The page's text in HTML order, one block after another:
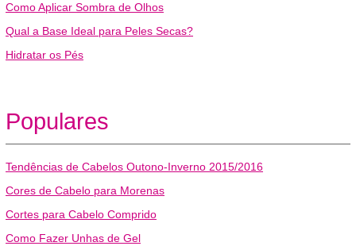
Como Aplicar Sombra de Olhos
Qual a Base Ideal para Peles Secas?
Hidratar os Pés
Populares
Tendências de Cabelos Outono-Inverno 2015/2016
Cores de Cabelo para Morenas
Cortes para Cabelo Comprido
Como Fazer Unhas de Gel